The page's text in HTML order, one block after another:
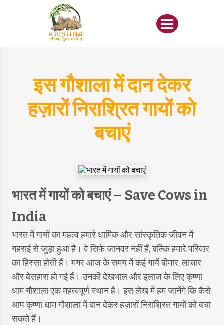
इस गौशाला में दान देकर
हज़ारों निराश्रित गायों को
बचाएं
भारत में गायों को बचाएं – Save Cows in
India
भारत में गायों का महत्व हमारे धार्मिक और सांस्कृतिक जीवन में
गहराई से जुड़ा हुआ है। वे सिर्फ जानवर नहीं हैं, बल्कि हमारे परिवार
का हिस्सा होती हैं। मगर आज के समय में कई गायें बीमार, लाचार
और बेसहारा हो गई हैं। उनकी देखभाल और इलाज के लिए कृष्णा
धाम गौशाला एक महत्वपूर्ण स्थान है। इस लेख में हम जानेंगे कि कैसे
आप कृष्णा धाम गौशाला में दान देकर हज़ारों निराश्रित गायों को बचा
सकते हैं।